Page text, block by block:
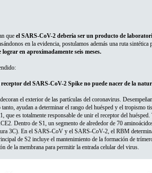
que el SARS-CoV-2 debería ser un producto de
en la evidencia, postulamos además una ruta
lograr en aproximadamente seis meses.
del SARS-CoV-2 Spike no puede nacer de la
el exterior de las partículas del coronavirus.
tanto, ayudan a determinar el rango del huésped y el
que es totalmente responsable de unir el receptor del
Dentro de S1, un segmento de alrededor de 70
3C). En el SARS-CoV y el SARS-CoV-2, el RBM
de S2 incluye el mantenimiento de la formación de
de la membrana para permitir la entrada celular del virus.